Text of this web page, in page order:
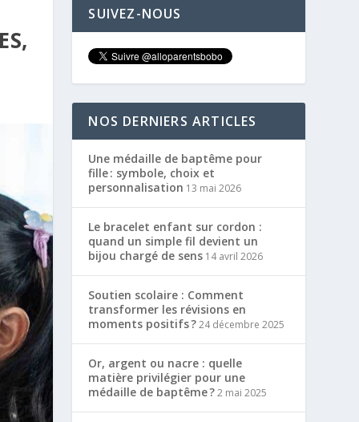
SUIVEZ-NOUS
NOS DERNIERS ARTICLES
Une médaille de baptême pour
fille : symbole, choix et
personnalisation 13 mai 2026
Le bracelet enfant sur cordon :
quand un simple fil devient un
bijou chargé de sens 14 avril 2026
Soutien scolaire : Comment
transformer les révisions en
moments positifs ?24 décembre 2025
Or, argent ou nacre : quelle
matière privilégier pour une
médaille de baptême ?2 mai 2025